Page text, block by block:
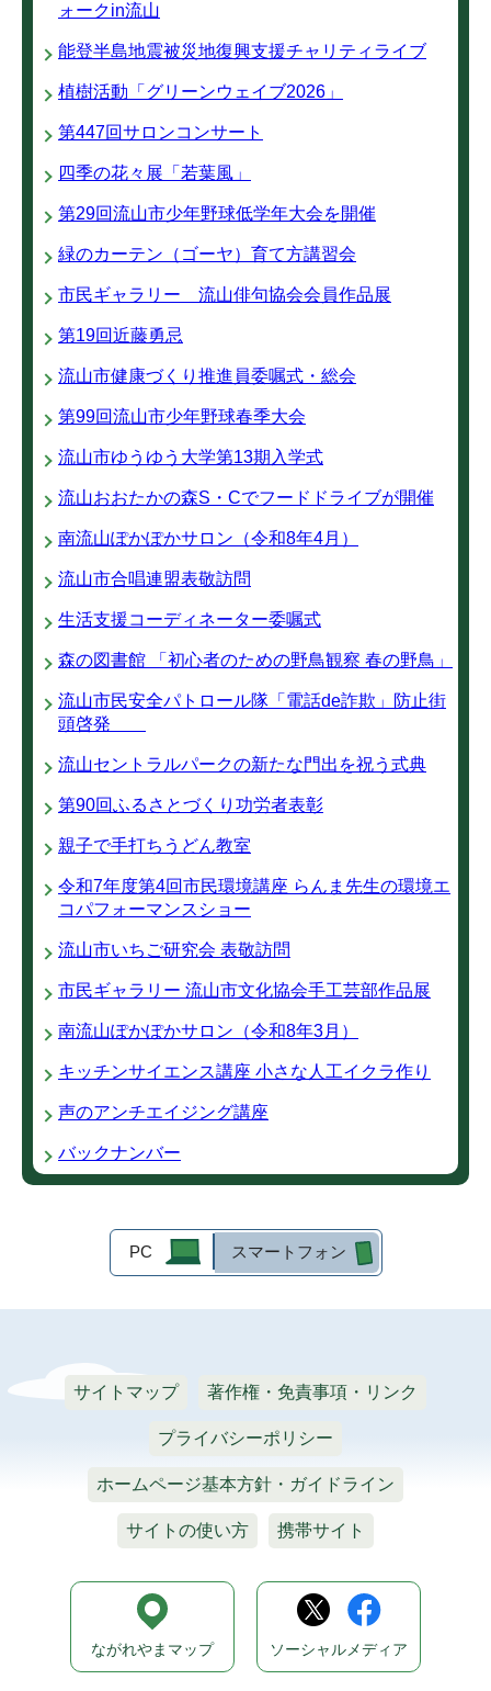
ォークin流山
能登半島地震被災地復興支援チャリティライブ
植樹活動「グリーンウェイブ2026」
第447回サロンコンサート
四季の花々展「若葉風」
第29回流山市少年野球低学年大会を開催
緑のカーテン（ゴーヤ）育て方講習会
市民ギャラリー 流山俳句協会会員作品展
第19回近藤勇忌
流山市健康づくり推進員委嘱式・総会
第99回流山市少年野球春季大会
流山市ゆうゆう大学第13期入学式
流山おおたかの森S・Cでフードドライブが開催
南流山ぽかぽかサロン（令和8年4月）
流山市合唱連盟表敬訪問
生活支援コーディネーター委嘱式
森の図書館 「初心者のための野鳥観察 春の野鳥」
流山市民安全パトロール隊「電話de詐欺」防止街
頭啓発
流山セントラルパークの新たな門出を祝う式典
第90回ふるさとづくり功労者表彰
親子で手打ちうどん教室
令和7年度第4回市民環境講座 らんま先生の環境エ
コパフォーマンスショー
流山市いちご研究会 表敬訪問
市民ギャラリー 流山市文化協会手工芸部作品展
南流山ぽかぽかサロン（令和8年3月）
キッチンサイエンス講座 小さな人工イクラ作り
声のアンチエイジング講座
バックナンバー
PC スマートフォン
サイトマップ 著作権・免責事項・リンク
プライバシーポリシー
ホームページ基本方針・ガイドライン
サイトの使い方 携帯サイト
ながれやまマップ ソーシャルメディア